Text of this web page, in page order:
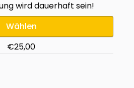
wird dauerhaft sein!
Wählen
€25,00